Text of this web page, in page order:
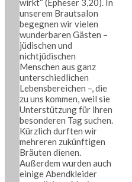
wirkt“ (Epheser 3,20). In
unserem Brautsalon
begegnen wir vielen
wunderbaren Gästen –
jüdischen und
nichtjüdischen
Menschen aus ganz
unterschiedlichen
Lebensbereichen –, die
zu uns kommen, weil sie
Unterstützung für ihren
besonderen Tag suchen.
Kürzlich durften wir
mehreren zukünftigen
Bräuten dienen.
Außerdem wurden auch
einige Abendkleider